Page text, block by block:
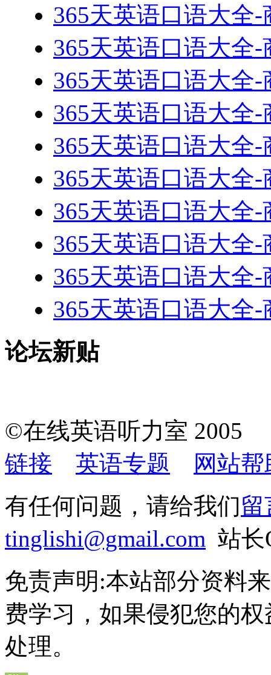
365天英语口语大全-
365天英语口语大全-
365天英语口语大全-
365天英语口语大全-
365天英语口语大全-
365天英语口语大全-
365天英语口语大全-
365天英语口语大全-
365天英语口语大全-
365天英语口语大全-
论坛新贴
©在线英语听力室
链接
英语专题
网站帮
有任何问题，请给我们留
tinglishi@gmail.com 站长
免责声明:本站部分资料
费学习，如果侵犯您的
处理。